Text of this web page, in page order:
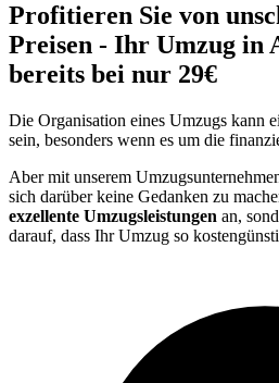
Profitieren Sie von
Preisen - Ihr Umzug in
bereits bei nur 29€
Die Organisation eines Umzugs kann
sein, besonders wenn es um die
Aber mit unserem
sich darüber keine Gedanken zu
exzellente Umzugsleistungen an,
darauf, dass Ihr Umzug so